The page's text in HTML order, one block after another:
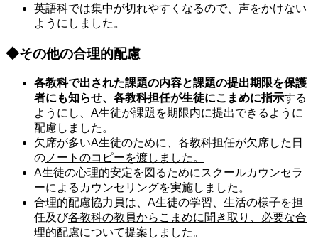
英語科では集中が切れやすくなるので、声をかけない
ようにしました。
◆その他の合理的配慮
各教科で出された課題の内容と課題の提出期限を保護
者にも知らせ、各教科担任が生徒にこまめに指示する
ようにし、A生徒が課題を期限内に提出できるように
配慮しました。
欠席が多いA生徒のために、各教科担任が欠席した日
の ノートのコピーを渡しました。
A生徒の心理的安定を図るためにスクールカウンセラ
ーによるカウンセリングを実施しました。
合理的配慮協力員は、A生徒の学習、生活の様子を担
任及び各教科の教員からこまめに聞き取り、必要な合
理的配慮について提案 しました。